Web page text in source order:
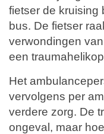
fietser de kruising
bus. De fietser
verwondingen
een
Het
vervolgens per
verdere zorg. De
ongeval, maar